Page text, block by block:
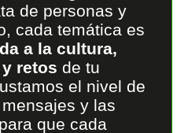
de personas y
cada temática es
a la cultura,
retos de tu
el nivel de
y las
que cada